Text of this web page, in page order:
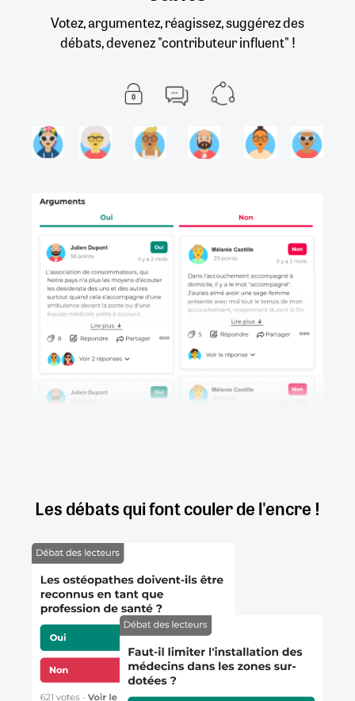
Votez, argumentez, réagissez, suggérez des
débats, devenez "contributeur influent" !
Les débats qui font couler de l'encre !